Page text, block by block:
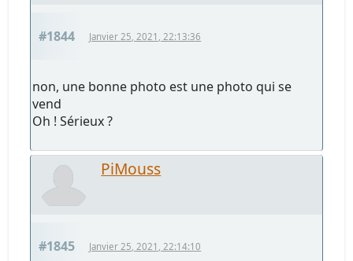
#1844 Janvier 25, 2021, 22:13:36
non, une bonne photo est une photo qui se
vend
Oh ! Sérieux ?
PiMouss
#1845 Janvier 25, 2021, 22:14:10